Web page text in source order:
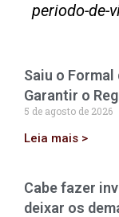
periodo-de-
Saiu o Formal
Garantir o
5 de agosto de 2026
Leia mais >
Cabe fazer
deixar os